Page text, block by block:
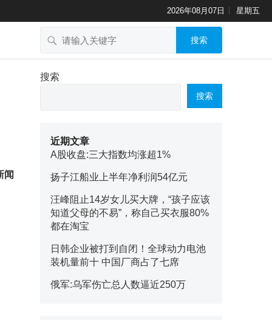
2026年08月07日 星期五
搜索
闻
搜索
搜索
近期文章
A股收盘:三大指数均涨超1%
扬子江船业上半年净利润54亿元
汪峰阻止14岁女儿买大牌，“孩子应该
知道父母的不易”，称自己买衣服80%
都在淘宝
日韩企业被打到自闭！全球动力电池
装机量前十 中国厂商占了七席
俄军:乌军伤亡总人数逼近250万